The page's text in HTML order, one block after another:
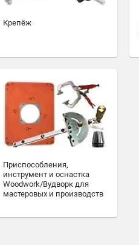
Крепёж
Приспособления,
инструмент и оснастка
Woodwork/Вудворк для
мастеровых и производств